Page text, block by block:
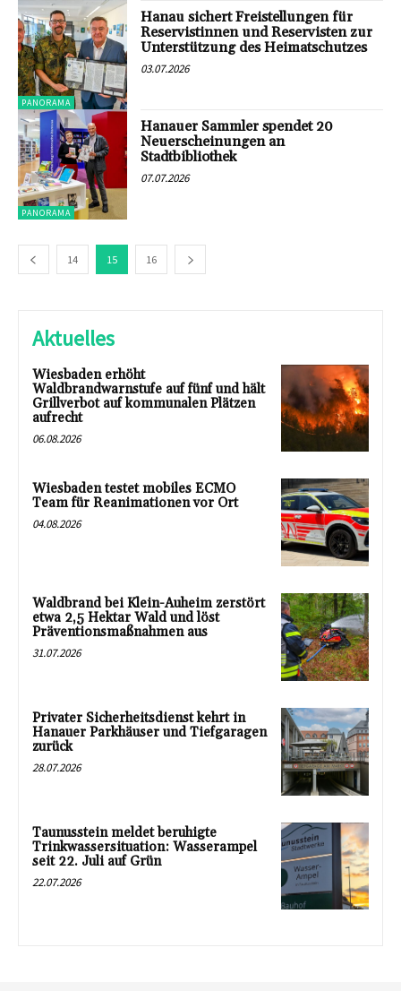
PANORAMA
Hanau sichert Freistellungen für
Reservistinnen und Reservisten zur
Unterstützung des Heimatschutzes
03.07.2026
PANORAMA
Hanauer Sammler spendet 20
Neuerscheinungen an
Stadtbibliothek
07.07.2026
14 15 16
Aktuelles
Wiesbaden erhöht
Waldbrandwarnstufe auf fünf und hält
Grillverbot auf kommunalen Plätzen
aufrecht
06.08.2026
Wiesbaden testet mobiles ECMO
Team für Reanimationen vor Ort
04.08.2026
Waldbrand bei Klein-Auheim zerstört
etwa 2,5 Hektar Wald und löst
Präventionsmaßnahmen aus
31.07.2026
Privater Sicherheitsdienst kehrt in
Hanauer Parkhäuser und Tiefgaragen
zurück
28.07.2026
Taunusstein meldet beruhigte
Trinkwassersituation: Wasserampel
seit 22. Juli auf Grün
22.07.2026